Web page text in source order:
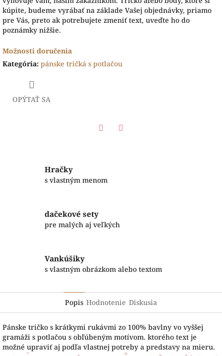
kúpite, budeme vyrábať na základe Vašej objednávky, priamo
pre Vás, preto ak potrebujete zmeniť text, uveďte ho do
poznámky nižšie.
Možnosti doručenia
Kategória: pánske tričká s potlačou
OPÝTAŤ SA
Hračky
s vlastným menom
dačekové sety
pre malých aj veľkých
Vankúšiky
s vlastným obrázkom alebo textom
Popis Hodnotenie Diskusia
Pánske tričko s krátkymi rukávmi zo 100% bavlny vo vyššej
gramáži s potlačou s obľúbeným motívom. ktorého text je
možné upraviť aj podľa vlastnej potreby a predstavy na mieru.